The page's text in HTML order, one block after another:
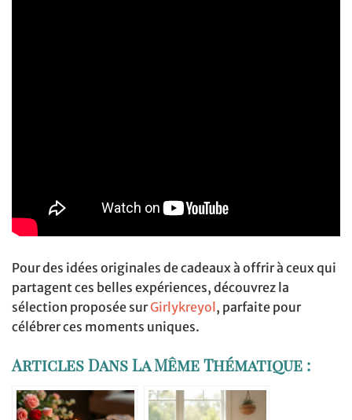
Pour des idées originales de cadeaux à offrir à ceux qui
partagent ces belles expériences, découvrez la
sélection proposée surGirlykreyol, parfaite pour
célébrer ces moments uniques.
Articles Dans La Même Thématique :